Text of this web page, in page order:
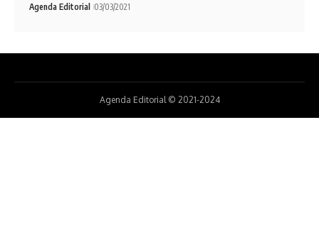
Agenda Editorial 03/03/2021
Agenda Editorial © 2021-2024